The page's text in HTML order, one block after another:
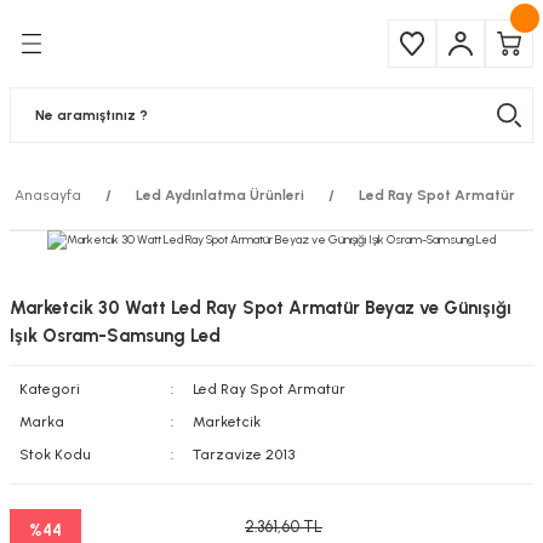
Anasayfa Led Aydınlatma Ürünleri Led Ray Spot Armatür
Marketcik 30 Watt Led Ray Spot Armatür Beyaz ve Günışığı
Işık Osram-Samsung Led
Kategori
Led Ray Spot Armatür
Marka
Marketcik
Stok Kodu
Tarzavize 2013
%44
2.361,60 TL